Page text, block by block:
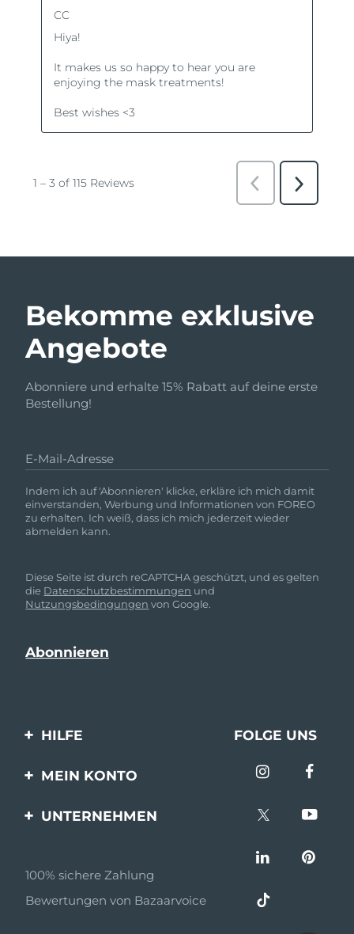
Bekomme exklusive
Angebote
Abonniere und erhalte 15% Rabatt auf deine erste
Bestellung!
E-Mail-Adresse
Indem ich auf 'Abonnieren' klicke, erkläre ich mich damit
einverstanden, Werbung und Informationen von FOREO
zu erhalten. Ich weiß, dass ich mich jederzeit wieder
abmelden kann.
Diese Seite ist durch reCAPTCHA geschützt, und es gelten
die Datenschutzbestimmungen und
Nutzungsbedingungen von Google.
HILFE
Kontaktiere uns
FOLGE UNS
MEIN KONTO
UNTERNEHMEN
Partnerprogramm
Partner Nachrichten
100% sichere Zahlung
Bewertungen von Bazaarvoice